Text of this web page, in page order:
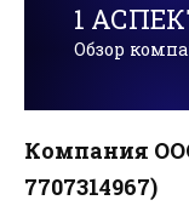
1
Обзор
Компания
7707314967)